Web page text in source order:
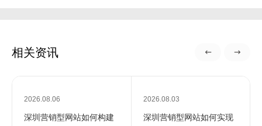
相关资讯
2026.08.06
深圳营销型网站如何构建
2026.08.03
深圳营销型网站如何实现